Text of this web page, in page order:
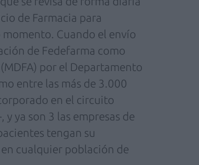
de Farmacia para
Cuando el envío
de Fedefarma como
por el Departamento
entre las más de 3.000
en el circuito
ya son 3 las empresas de
tengan su
cualquier población de